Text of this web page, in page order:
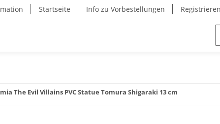
Startseite Info zu Vorbestellungen Registrieren
The Evil Villains PVC Statue Tomura Shigaraki 13 cm